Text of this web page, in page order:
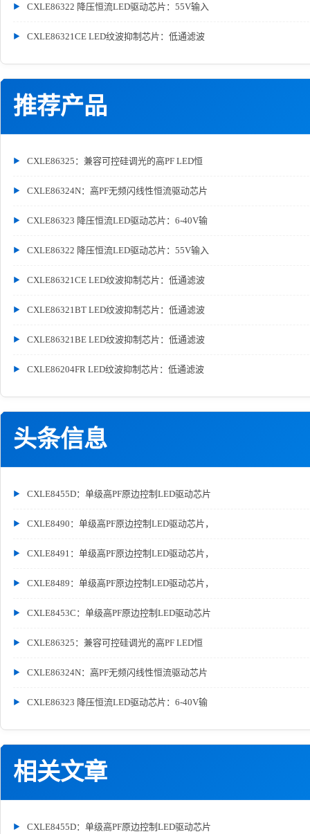
CXLE86322 降压恒流LED驱动芯片：55V输入
CXLE86321CE LED纹波抑制芯片：低通滤波
推荐产品
CXLE86325：兼容可控硅调光的高PF LED恒
CXLE86324N：高PF无频闪线性恒流驱动芯片
CXLE86323 降压恒流LED驱动芯片：6-40V输
CXLE86322 降压恒流LED驱动芯片：55V输入
CXLE86321CE LED纹波抑制芯片：低通滤波
CXLE86321BT LED纹波抑制芯片：低通滤波
CXLE86321BE LED纹波抑制芯片：低通滤波
CXLE86204FR LED纹波抑制芯片：低通滤波
头条信息
CXLE8455D：单级高PF原边控制LED驱动芯片
CXLE8490：单级高PF原边控制LED驱动芯片，
CXLE8491：单级高PF原边控制LED驱动芯片，
CXLE8489：单级高PF原边控制LED驱动芯片，
CXLE8453C：单级高PF原边控制LED驱动芯片
CXLE86325：兼容可控硅调光的高PF LED恒
CXLE86324N：高PF无频闪线性恒流驱动芯片
CXLE86323 降压恒流LED驱动芯片：6-40V输
相关文章
CXLE8455D：单级高PF原边控制LED驱动芯片